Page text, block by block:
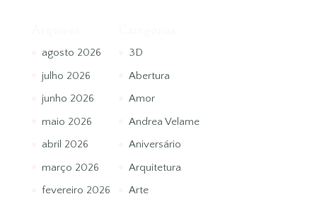
agosto 2026
julho 2026
junho 2026
maio 2026
abril 2026
março 2026
fevereiro 2026
3D
Abertura
Amor
Andrea Velame
Aniversário
Arquitetura
Arte